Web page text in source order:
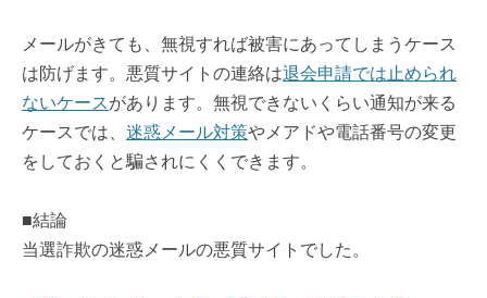
メールがきても、無視すれば被害にあってしまうケース
は防げます。悪質サイトの連絡は退会申請では止められ
ないケースがあります。無視できないくらい通知が来る
ケースでは、 迷惑メール対策やメアドや電話番号の変更
をしておくと騙されにくくできます。
■結論
当選詐欺の迷惑メールの悪質サイトでした。